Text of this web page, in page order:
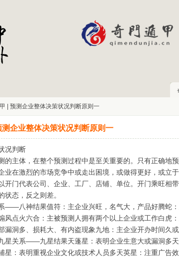
| 预测企业整体决策状况判断原则一
测企业整体决策状况判断原则一
况判断
的主体，在整个预测过程中是至关重要的。只有正确地
业在激烈的市场竞争中或走出困境，或做得更好，或立于
开门代表公司、企业、工厂、店铺、单位。开门乘旺相
状态，反之则差。
——八神结果值符：主企业兴旺，名气大，产品好腾蛇
风点火六合：主被预测人拥有两个以上企业或工作白虎
漏洞多、损耗大、有内盗现象九地：主企业开办时间久
星关系——九星结果天蓬星：表明企业生意大或漏洞多
星：表明重视企业文化或技术人员多天英星：注重广告